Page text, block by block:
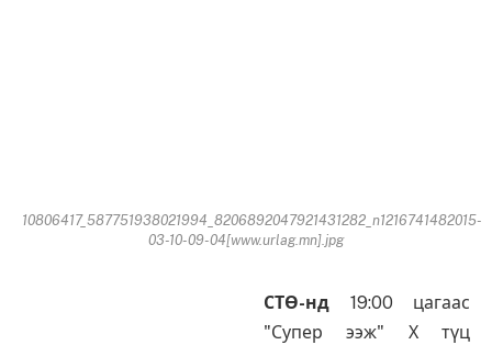
10806417_587751938021994_8206892047921431282_n1216741482015-
03-10-09-04[www.urlag.mn].jpg
СТӨ-нд 19:00 цагаас
"Супер ээж" Х түц